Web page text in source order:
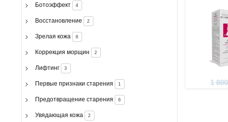
Ботоэффект 4
Восстановление 2
Зрелая кожа 8
Коррекция морщин 2
Лифтинг 3
Первые признаки старения 1
Предотвращение старения 6
Увядающая кожа 2
1